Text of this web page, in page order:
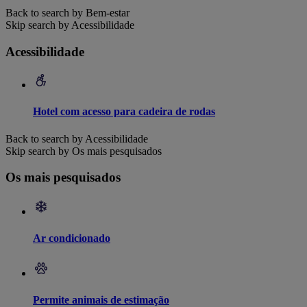
Back to search by Bem-estar
Skip search by Acessibilidade
Acessibilidade
Hotel com acesso para cadeira de rodas
Back to search by Acessibilidade
Skip search by Os mais pesquisados
Os mais pesquisados
Ar condicionado
Permite animais de estimação